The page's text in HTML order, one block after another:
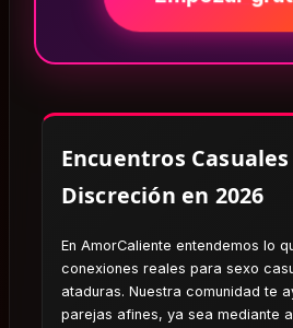
Encuentros
Discreción en 2026
En AmorCaliente entendemos lo
conexiones reales para sexo
ataduras. Nuestra comunidad te
parejas afines, ya sea mediante